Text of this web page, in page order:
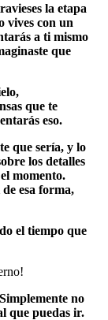
la etapa
vives con un
a ti mismo
que
que te
eso.
que sería, y lo
los detalles
momento.
esa forma,
el tiempo que
no
que puedas ir.